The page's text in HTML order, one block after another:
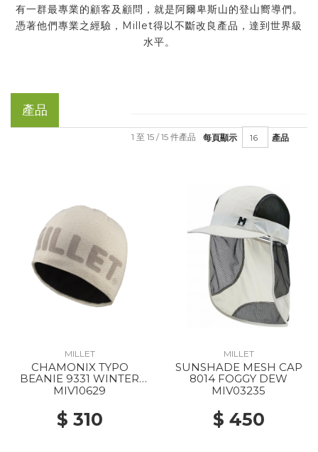
有一群最專業的顧客及顧問，就是阿爾卑斯山的登山嚮導們。
憑著他們專業之經驗，Millet得以不斷改良產品，達到世界級
水平。
產品
每頁顯示 產品
1 至 15 / 15 件產品
MILLET
CHAMONIX TYPO
BEANIE 9331 WINTER
HAZE
MIV10629
$ 310
MILLET
SUNSHADE MESH CAP
8014 FOGGY DEW
MIV03235
$ 450